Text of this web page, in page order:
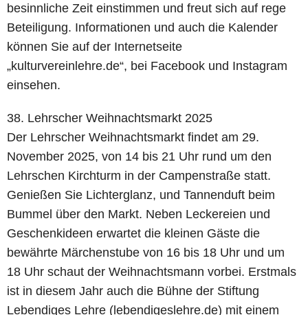
besinnliche Zeit einstimmen und freut sich auf rege
Beteiligung. Informationen und auch die Kalender
können Sie auf der Internetseite
„kulturvereinlehre.de“, bei Facebook und Instagram
einsehen.
38. Lehrscher Weihnachtsmarkt 2025
Der Lehrscher Weihnachtsmarkt findet am 29.
November 2025, von 14 bis 21 Uhr rund um den
Lehrschen Kirchturm in der Campenstraße statt.
Genießen Sie Lichterglanz, und Tannenduft beim
Bummel über den Markt. Neben Leckereien und
Geschenkideen erwartet die kleinen Gäste die
bewährte Märchenstube von 16 bis 18 Uhr und um
18 Uhr schaut der Weihnachtsmann vorbei. Erstmals
ist in diesem Jahr auch die Bühne der Stiftung
Lebendiges Lehre (lebendigeslehre.de) mit einem